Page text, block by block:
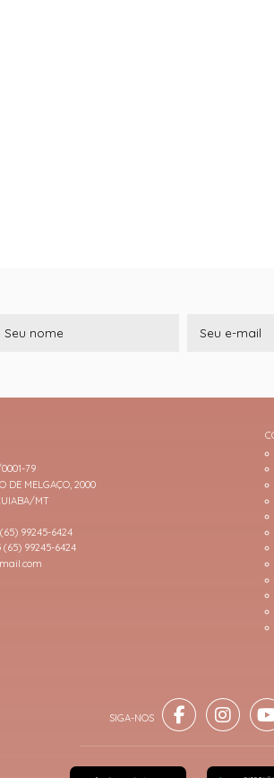
79
DE MELGAÇO, 2000
MT
99245-6424
(65) 99245-6424